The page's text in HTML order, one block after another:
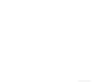
on September 13,
with the purpose of